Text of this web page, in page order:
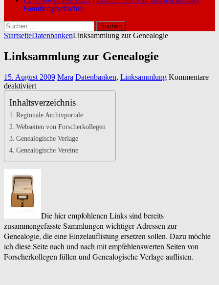
Familiengeschichte
Suchen
nach:
StartseiteDatenbankenLinksammlung zur Genealogie
Linksammlung zur Genealogie
15. August 2009 Mara Datenbanken, Linksammlung Kommentare
deaktiviertfür
zur
Genealogie
Inhaltsverzeichnis
Regionale Archivportale
Webseiten von Forscherkollegen
Genealogische Verlage
Genealogische Vereine
Die hier empfohlenen Links sind bereits
zusammengefasste Sammlungen wichtiger Adressen zur
Genealogie, die eine Einzelauflistung ersetzen sollen. Dazu möchte
ich diese Seite nach und nach mit empfehlenswerten Seiten von
Forscherkollegen füllen und Genealogische Verlage auflisten.